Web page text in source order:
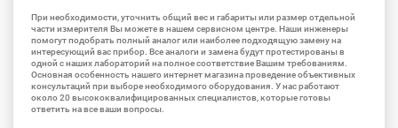
При необходимости, уточнить общий вес и габариты или размер отдельной
части измерителя Вы можете в нашем сервисном центре. Наши инженеры
помогут подобрать полный аналог или наиболее подходящую замену на
интересующий вас прибор. Все аналоги и замена будут протестированы в
одной с наших лабораторий на полное соответствие Вашим требованиям.
Основная особенность нашего интернет магазина проведение объективных
консультаций при выборе необходимого оборудования. У нас работают
около 20 высококвалифицированных специалистов, которые готовы
ответить на все ваши вопросы.